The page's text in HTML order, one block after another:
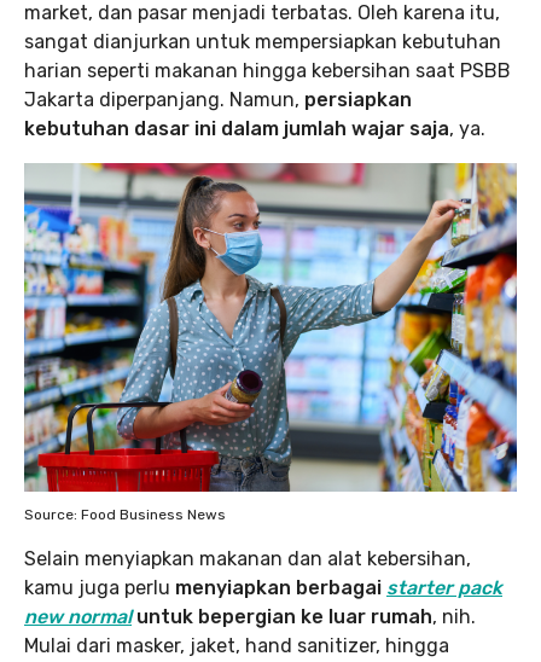
market, dan pasar menjadi terbatas. Oleh karena itu,
sangat dianjurkan untuk mempersiapkan kebutuhan
harian seperti makanan hingga kebersihan saat PSBB
Jakarta diperpanjang. Namun, persiapkan
kebutuhan dasar ini dalam jumlah wajar saja, ya.
Source: Food Business News
Selain menyiapkan makanan dan alat kebersihan,
kamu juga perlu menyiapkan berbagai starter pack
new normaluntuk bepergian ke luar rumah, nih.
Mulai dari masker, jaket, hand sanitizer, hingga